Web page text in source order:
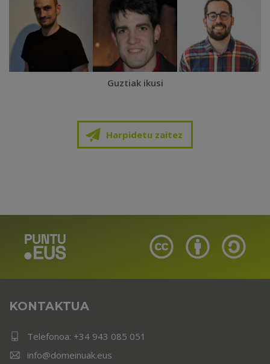
Guztiak ikusi
Harpidetu zaitez
KONTAKTUA
Telefonoa: +34 943 085 051
info@domeinuak.eus